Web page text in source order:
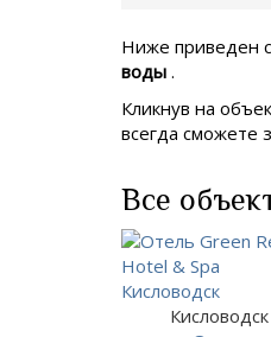
Ниже приведен
воды .
Кликнув на
всегда сможете
Все
Кисловодск